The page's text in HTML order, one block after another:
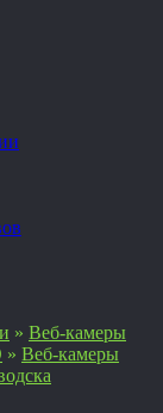
» Веб-камеры
» Веб-камеры